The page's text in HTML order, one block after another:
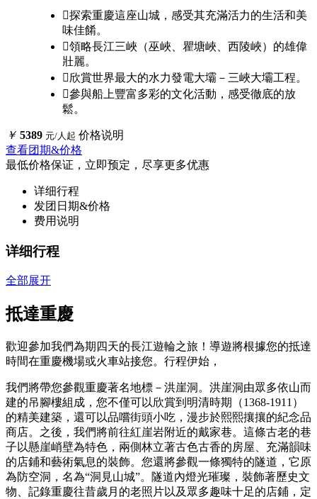
探索重慶這座山城，感受其充滿活力的生活和美
味佳餚。
領略長江三峽（巫峽、瞿塘峽、西陵峽）的雄偉
壯麗。
欣賞世界最大的水力發電大壩－三峽大壩工程。
參與船上豐富多彩的文化活動，感受徹底的放
鬆。
￥ 5389 元/人起 价格说明
查看团期&价格
最低价格保证，立即预定，尽享更多优惠
详细行程
发团日期&价格
费用说明
详细行程
全部展开
抵達重慶
歡迎參加我們為期四天的長江遊輪之旅！導遊將根據您的抵達
時間在重慶機場或火車站接您。行程伊始，
我們將帶您參觀重慶著名地標－洪崖洞。洪崖洞由眾多依山而
建的吊腳樓組成，您不僅可以欣賞到明清時期（1368-1911）
的精美建築，還可以品嚐街頭小吃，漫步於熙熙攘攘的紀念品
商店。之後，我們將前往紅崖岩附近的戴家巷。這條古老的巷
子以懸崖峭壁為特色，兩側林立著古色古香的房屋、充滿韻味
的店鋪和藝術氣息的裝飾。您還將參觀一條獨特的隧道，它原
為防空洞，名為“洞見山城”。隧道內燈光璀璨，裝飾著歷史文
物、記錄重慶往昔歲月的老照片以及眾多趣味十足的店鋪，定